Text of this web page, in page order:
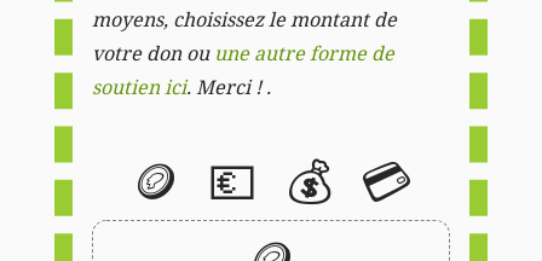
moyens, choisissez le montant de
votre don ou une autre forme de
soutien ici. Merci ! .
🪙 💶 💰 💳